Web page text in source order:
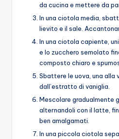
da cucina e mettere da
In una ciotola media,
lievito e il sale.
In una ciotola capiente,
e lo zucchero semolato
composto chiaro e
Sbattere le uova, una alla
dall’estratto di vaniglia.
Mescolare gradualmente
alternandoli con il latte,
ben amalgamati.
In una piccola ciotola